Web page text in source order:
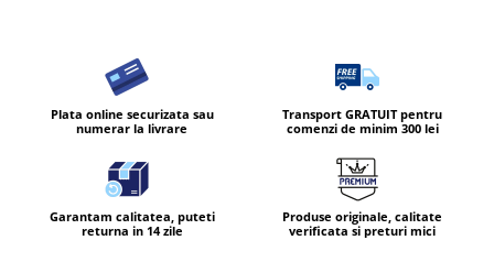
Plata online securizata sau
numerar la livrare
Transport GRATUIT pentru
comenzi de minim 300 lei
Garantam calitatea, puteti
returna in 14 zile
Produse originale, calitate
verificata si preturi mici